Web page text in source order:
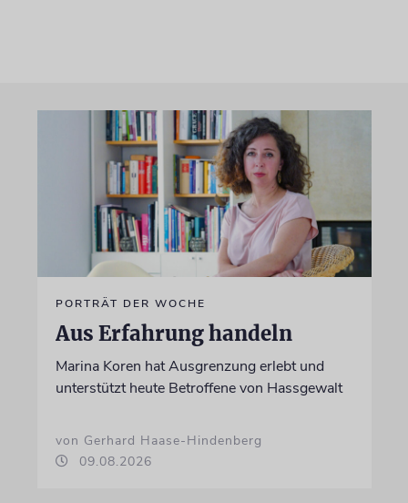
PORTRÄT DER WOCHE
Aus Erfahrung handeln
Marina Koren hat Ausgrenzung erlebt und
unterstützt heute Betroffene von Hassgewalt
von Gerhard Haase-Hindenberg
09.08.2026